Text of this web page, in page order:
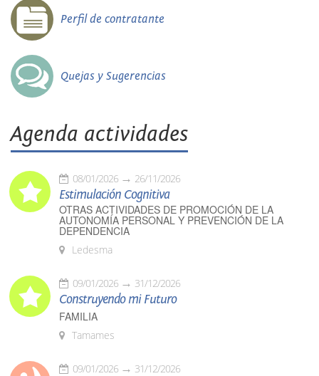
Perfil de contratante
Quejas y Sugerencias
Agenda actividades
08/01/2026 26/11/2026
Estimulación Cognitiva
OTRAS ACTIVIDADES DE PROMOCIÓN DE LA
AUTONOMÍA PERSONAL Y PREVENCIÓN DE LA
DEPENDENCIA
Ledesma
09/01/2026 31/12/2026
Construyendo mi Futuro
FAMILIA
Tamames
09/01/2026 31/12/2026